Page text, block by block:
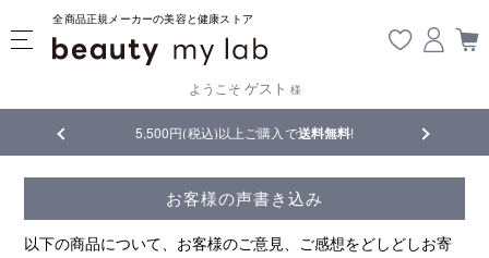
全商品正規メーカーの美容と健康ストア
ようこそ ゲスト 様
5,500円(税込)以上ご購入で送料無料! 【重要】熊本
お客様の声書き込み
以下の商品について、お客様のご意見、ご感想をどしどしお寄